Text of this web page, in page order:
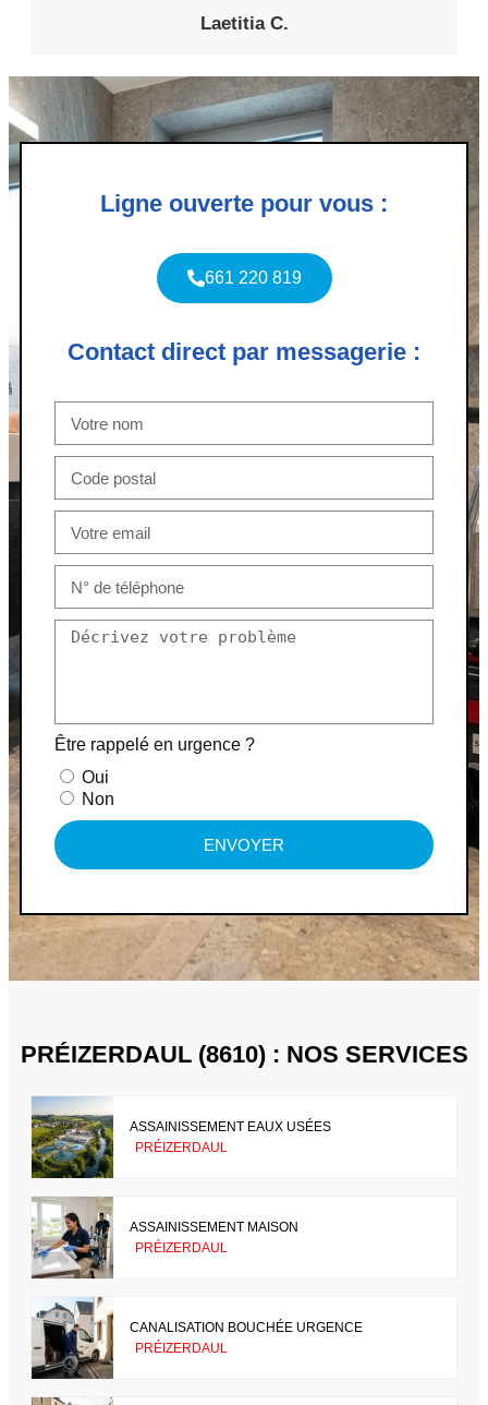
Laetitia C.
Ligne ouverte pour vous :
661 220 819
Contact direct par messagerie :
Être rappelé en urgence ?
Oui
Non
ENVOYER
PRÉIZERDAUL (8610) : NOS SERVICES
ASSAINISSEMENT EAUX USÉES
PRÉIZERDAUL
ASSAINISSEMENT MAISON
PRÉIZERDAUL
CANALISATION BOUCHÉE URGENCE
PRÉIZERDAUL